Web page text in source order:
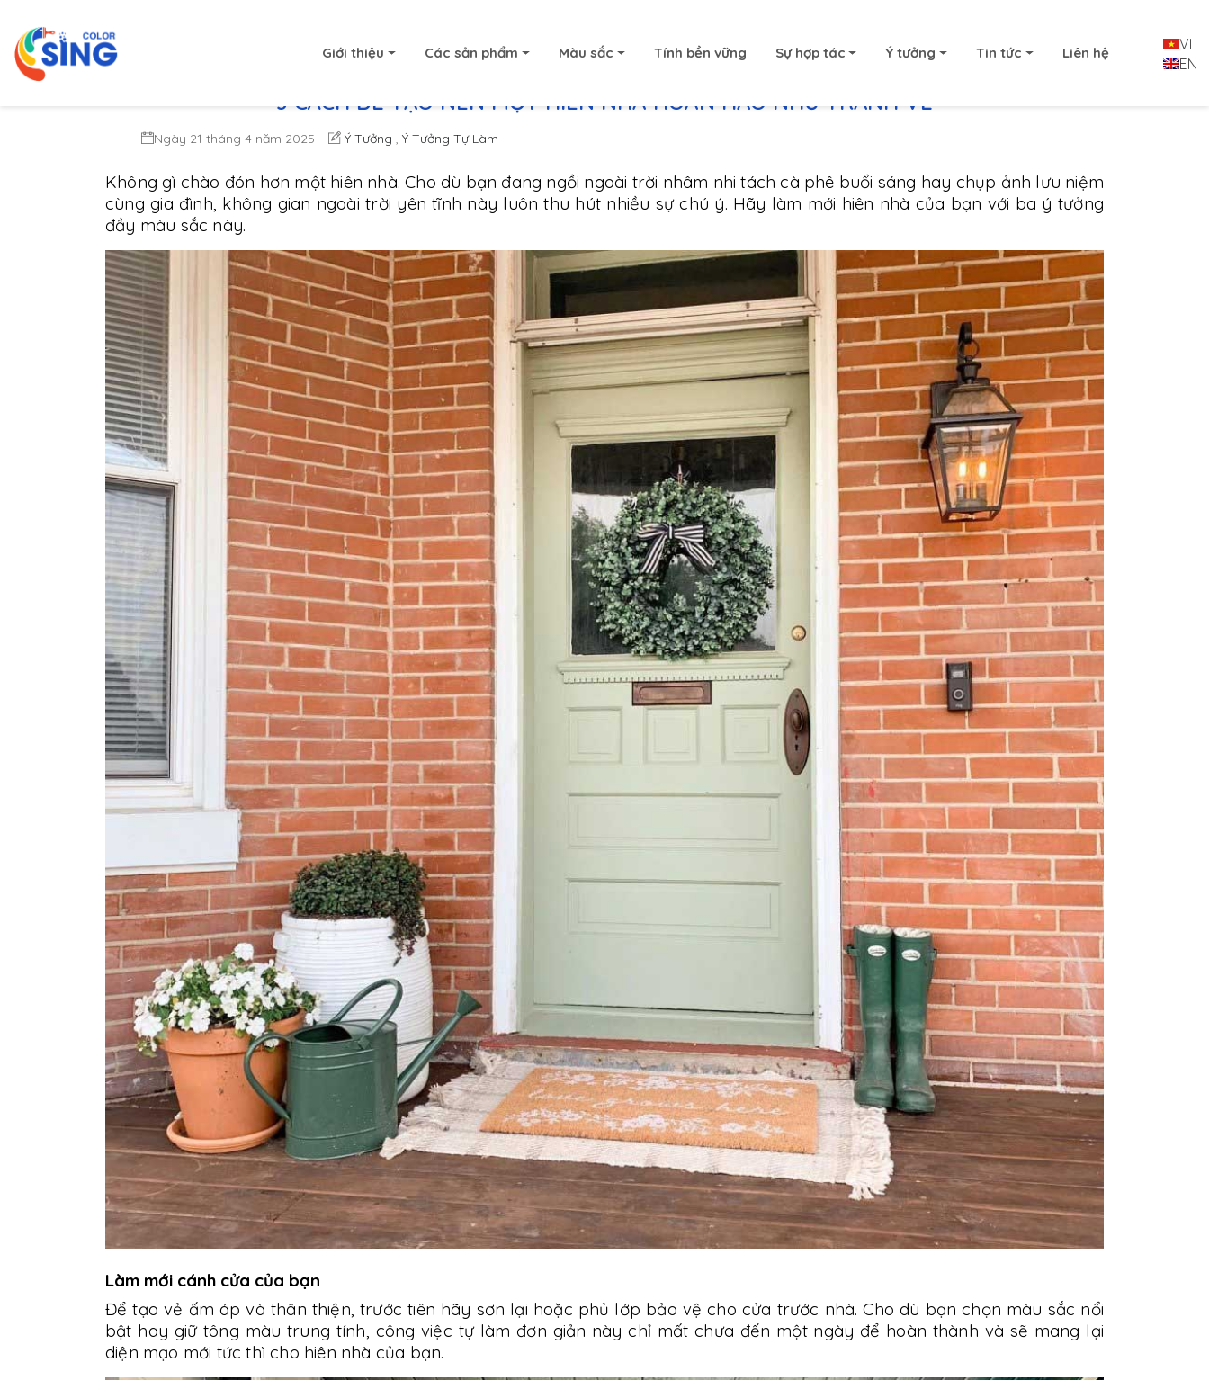
Giới thiệu Các sản phẩm Màu sắc Tính bền vững Sự hợp tác Ý tưởng Tin tức Liên hệ
VI
EN
3 CÁCH ĐỂ TẠO NÊN MỘT HIÊN NHÀ HOÀN HẢO NHƯ TRANH VẼ
Ngày 21 tháng 4 năm 2025 Ý Tưởng , Ý Tưởng Tự Làm
Không gì chào đón hơn một hiên nhà. Cho dù bạn đang ngồi ngoài trời nhâm nhi tách cà phê buổi sáng hay chụp ảnh lưu niệm
cùng gia đình, không gian ngoài trời yên tĩnh này luôn thu hút nhiều sự chú ý. Hãy làm mới hiên nhà của bạn với ba ý tưởng
đầy màu sắc này.
Làm mới cánh cửa của bạn
Để tạo vẻ ấm áp và thân thiện, trước tiên hãy sơn lại hoặc phủ lớp bảo vệ cho cửa trước nhà. Cho dù bạn chọn màu sắc nổi
bật hay giữ tông màu trung tính, công việc tự làm đơn giản này chỉ mất chưa đến một ngày để hoàn thành và sẽ mang lại
diện mạo mới tức thì cho hiên nhà của bạn.